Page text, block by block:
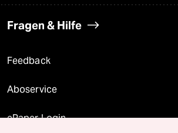
Fragen & Hilfe
Feedback
Aboservice
ePaper Login